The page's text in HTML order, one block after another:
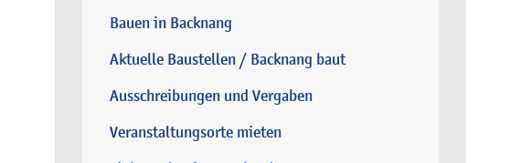
Bauen in Backnang
Aktuelle Baustellen / Backnang baut
Ausschreibungen und Vergaben
Veranstaltungsorte mieten